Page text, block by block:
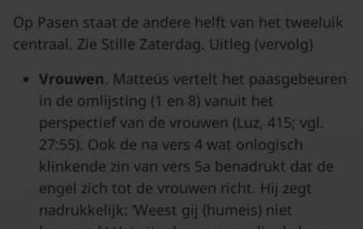
Op Pasen staat de andere helft van het tweeluik
centraal. Zie Stille Zaterdag. Uitleg (vervolg)
Vrouwen. Matteüs vertelt het paasgebeuren
in de omlijsting (1 en 8) vanuit het
perspectief van de vrouwen (Luz, 415; vgl.
27:55). Ook de na vers 4 wat onlogisch
klinkende zin van vers 5a benadrukt dat de
engel zich tot de vrouwen richt. Hij zegt
nadrukkelijk: ‘Weest gij (humeis) niet